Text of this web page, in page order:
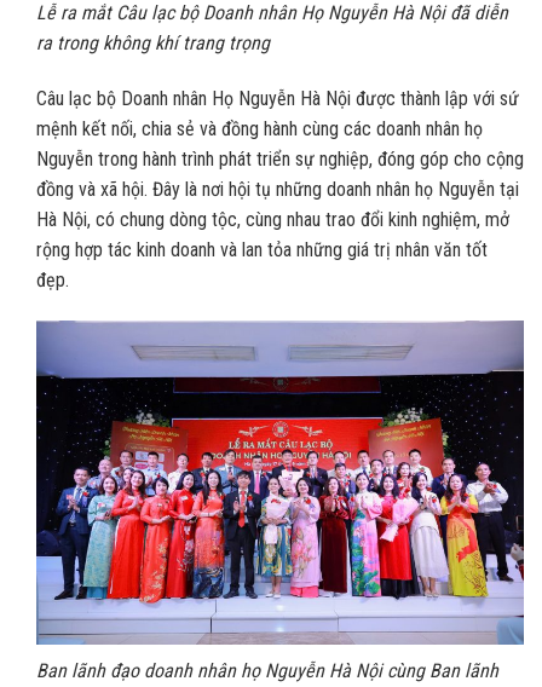
Lễ ra mắt Câu lạc bộ Doanh nhân Họ Nguyễn Hà Nội đã diễn
ra trong không khí trang trọng
Câu lạc bộ Doanh nhân Họ Nguyễn Hà Nội được thành lập với sứ
mệnh kết nối, chia sẻ và đồng hành cùng các doanh nhân họ
Nguyễn trong hành trình phát triển sự nghiệp, đóng góp cho cộng
đồng và xã hội. Đây là nơi hội tụ những doanh nhân họ Nguyễn tại
Hà Nội, có chung dòng tộc, cùng nhau trao đổi kinh nghiệm, mở
rộng hợp tác kinh doanh và lan tỏa những giá trị nhân văn tốt
đẹp.
Ban lãnh đạo doanh nhân họ Nguyễn Hà Nội cùng Ban lãnh